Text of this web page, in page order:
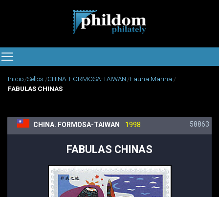
Inicio Sellos CHINA. FORMOSA-TAIWAN Fauna Marina
FABULAS CHINAS
CHINA. FORMOSA-TAIWAN 1998 58863
FABULAS CHINAS